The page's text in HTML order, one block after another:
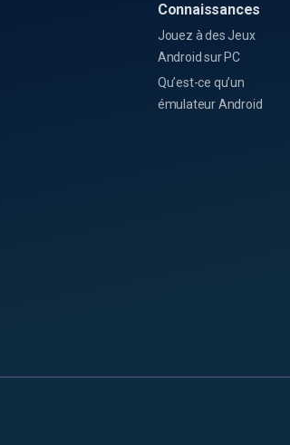
Connaissances
Jouez à des Jeux
Android sur PC
Qu’est-ce qu’un
émulateur Android